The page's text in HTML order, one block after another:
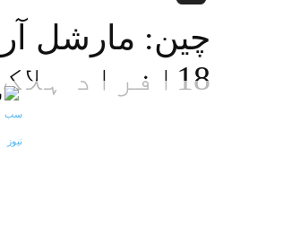
چین: مارشل
18افراد ہلاک،16زخمی